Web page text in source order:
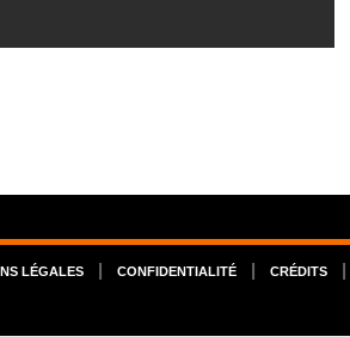
LÉGALES| CONFIDENTIALITÉ| CRÉDITS|